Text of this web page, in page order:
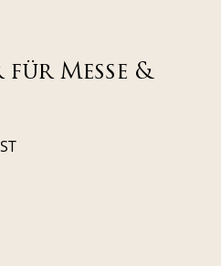
Messe &